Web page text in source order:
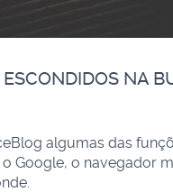
NA
algumas das
Google, o navegador